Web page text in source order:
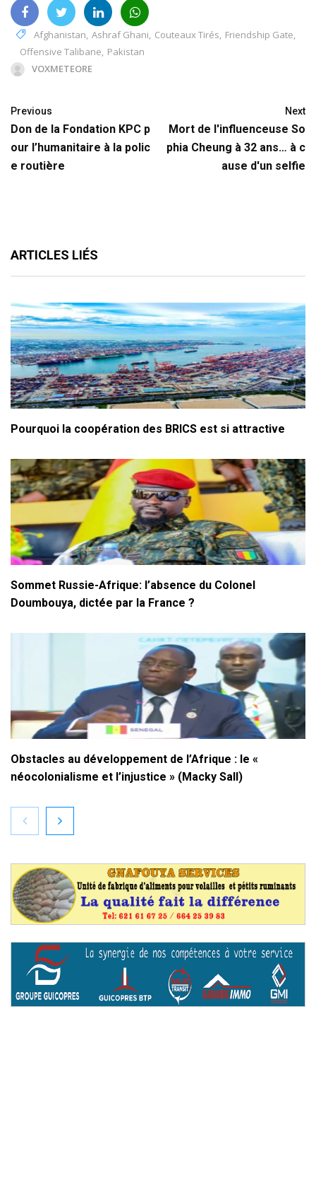
Afghanistan, Ashraf Ghani, Couteaux Tirés, Friendship Gate,
Offensive Talibane, Pakistan
VOXMETEORE
Previous
Don de la Fondation KPC p
our l’humanitaire à la polic
e routière
Next
Mort de l'influenceuse So
phia Cheung à 32 ans… à c
ause d'un selfie
ARTICLES LIÉS
Pourquoi la coopération des BRICS est si attractive
Sommet Russie-Afrique: l’absence du Colonel
Doumbouya, dictée par la France ?
Obstacles au développement de l’Afrique : le «
néocolonialisme et l’injustice » (Macky Sall)